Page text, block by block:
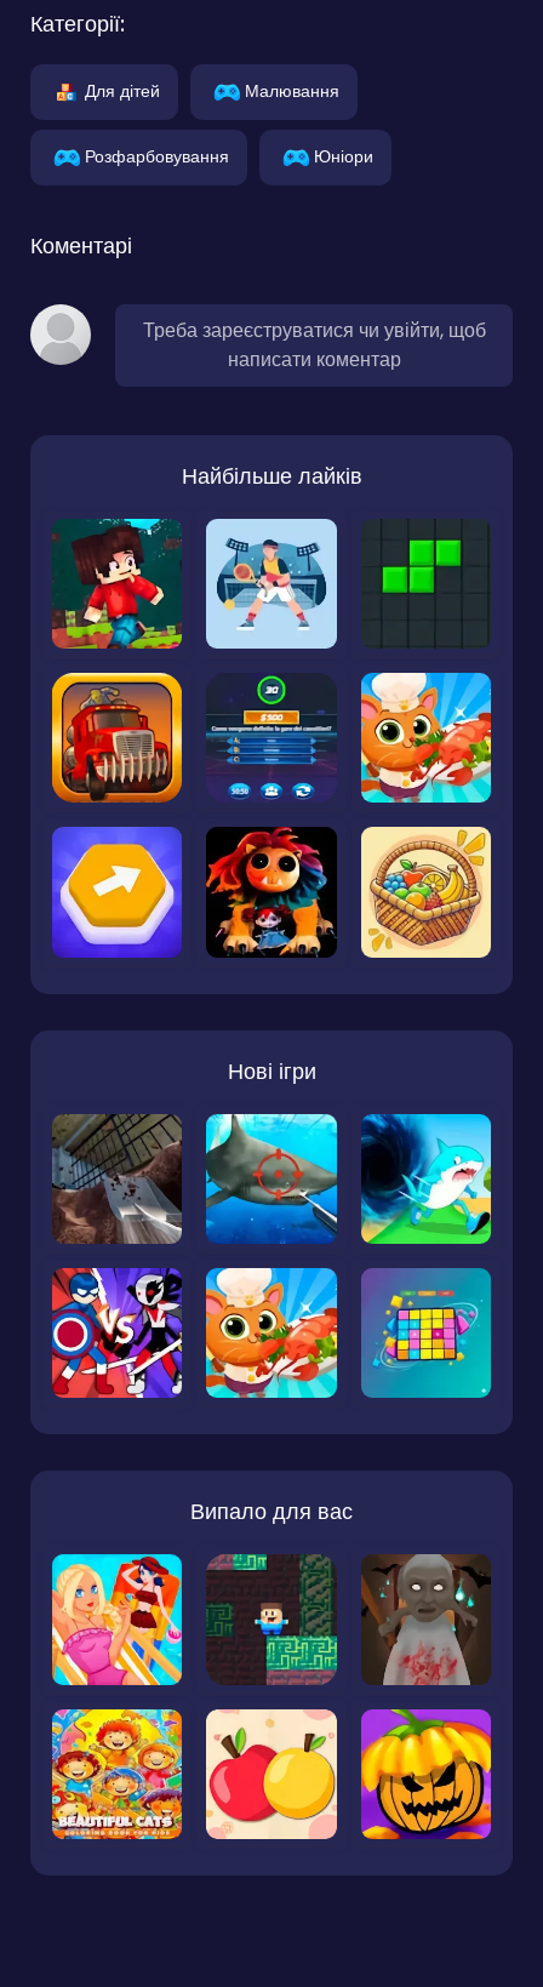
Категорії:
Для дітей Малювання
Розфарбовування Юніори
Коментарі
Треба зареєструватися чи увійти, щоб
написати коментар
Найбільше лайків
Нові ігри
Випало для вас